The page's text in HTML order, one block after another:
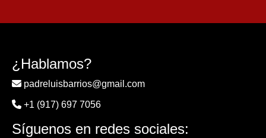
¿Hablamos?
padreluisbarrios@gmail.com
+1 (917) 697 7056
Síguenos en redes sociales: